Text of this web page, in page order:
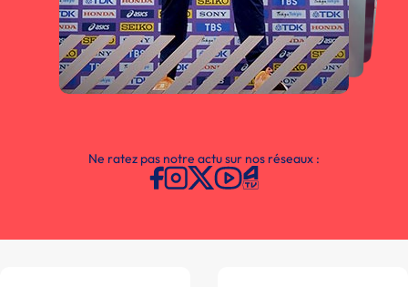
Ne ratez pas notre actu sur nos réseaux :